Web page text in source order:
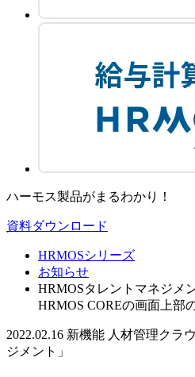
ハーモス製品がまるわかり！
資料ダウンロード
HRMOSシリーズ
お知らせ
HRMOSタレントマネジメ
HRMOS COREの画面上部
2022.02.16 新機能 人材管理クラ
ジメント」